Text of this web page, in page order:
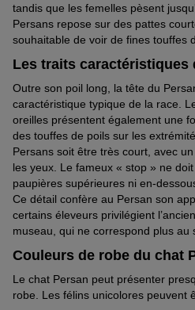
tandis que les femelles pèsent
Persans repose sur des pattes
souhaitable de voir de fines touffes
Les traits caractéristiques
Outre son poil long, la tête du
caractéristique typique de la race.
oreilles présentent également une
des touffes de poils sur les
Persans soit être très court, avec
les yeux. Le fameux « stop » ne
paupières supérieures ni en-
Ce détail confère au Persan son
certains éleveurs privilégient
museau, qui ne correspond plus au
Couleurs de robe du chat
Le chat Persan peut présenter
robe. Les félins unicolores peuvent